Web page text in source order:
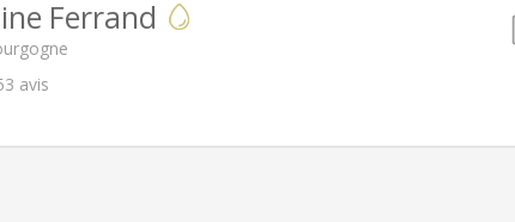
Ferrand
avis